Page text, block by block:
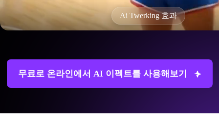
Ai Twerking 효과
무료로 온라인에서 AI 이펙트를 사용해보기